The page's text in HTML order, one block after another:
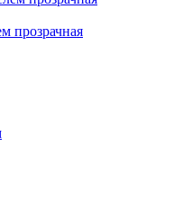
прозрачная